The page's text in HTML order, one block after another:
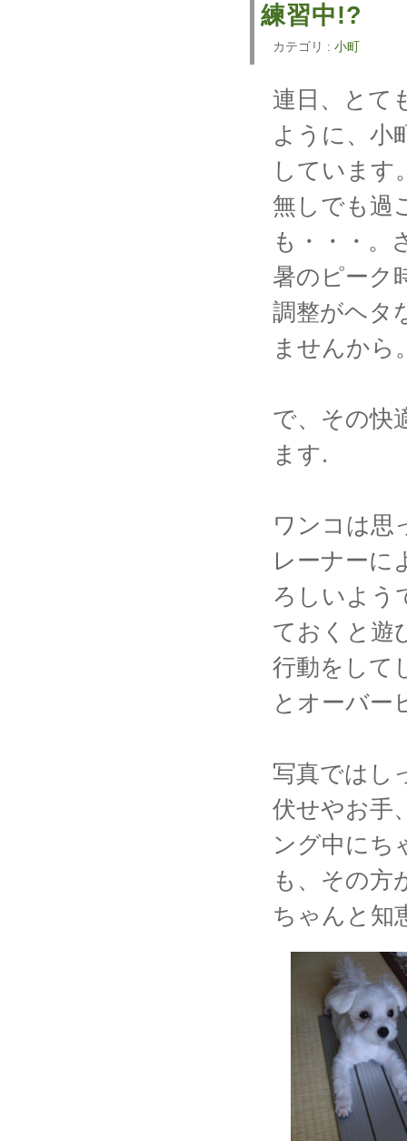
練習中!?
カテゴリ : 小町
連日、とて
ように、小
しています
無しでも過
も・・・。
暑のピーク
調整がヘタ
ませんから
で、その快
ます.
ワンコは思
レーナーに
ろしいよう
ておくと遊
行動をして
とオーバー
写真ではし
伏せやお手
ング中にち
も、その方
ちゃんと知